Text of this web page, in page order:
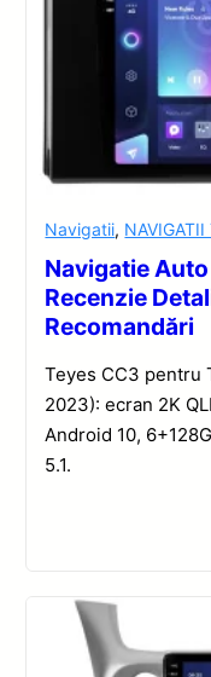
Navigatii,
Navigatie
Recenzie
Recomandări
Teyes CC3 pentru
2023): ecran 2K
Android 10,
5.1.